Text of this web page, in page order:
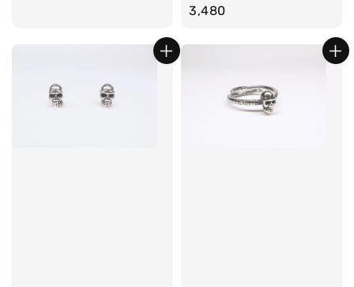
price
3,480